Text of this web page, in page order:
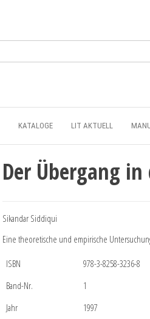
KATALOGE LIT AKTUELL
Der Übergang
Sikandar Siddiqui
Eine theoretische und empirische
ISBN
978-3-8258-3236-8
Band-Nr.
1
Jahr
1997